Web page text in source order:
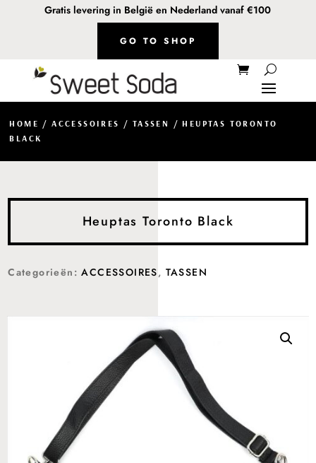
Gratis levering in België en Nederland vanaf €100
GO TO SHOP
HOME /ACCESSOIRES / TASSEN
/ HEUPTAS TORONTO
BLACK
Heuptas Toronto Black
Categorieën:ACCESSOIRES, TASSEN